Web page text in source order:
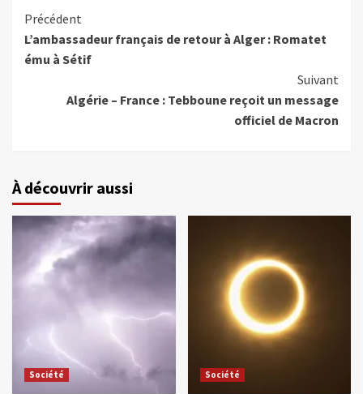
Précédent
L’ambassadeur français de retour à Alger : Romatet
ému à Sétif
Suivant
Algérie – France : Tebboune reçoit un message
officiel de Macron
À découvrir aussi
Société Société